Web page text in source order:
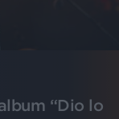
“Dio lo